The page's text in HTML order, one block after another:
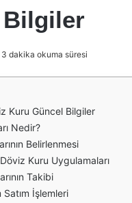
3 dakika okuma süresi
Kuru Güncel Bilgiler
Nedir?
Belirlenmesi
Kuru Uygulamaları
Takibi
Satım İşlemleri